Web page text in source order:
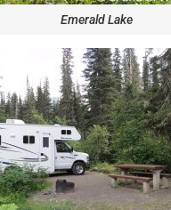
Emerald Lake